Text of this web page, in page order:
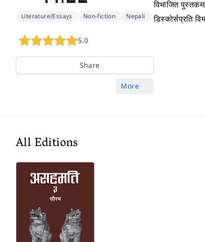
Literature/Essays Non-fiction Nepali
5.0
Share
More
विभाजित
डिस्कोर्सप्रति
All Editions